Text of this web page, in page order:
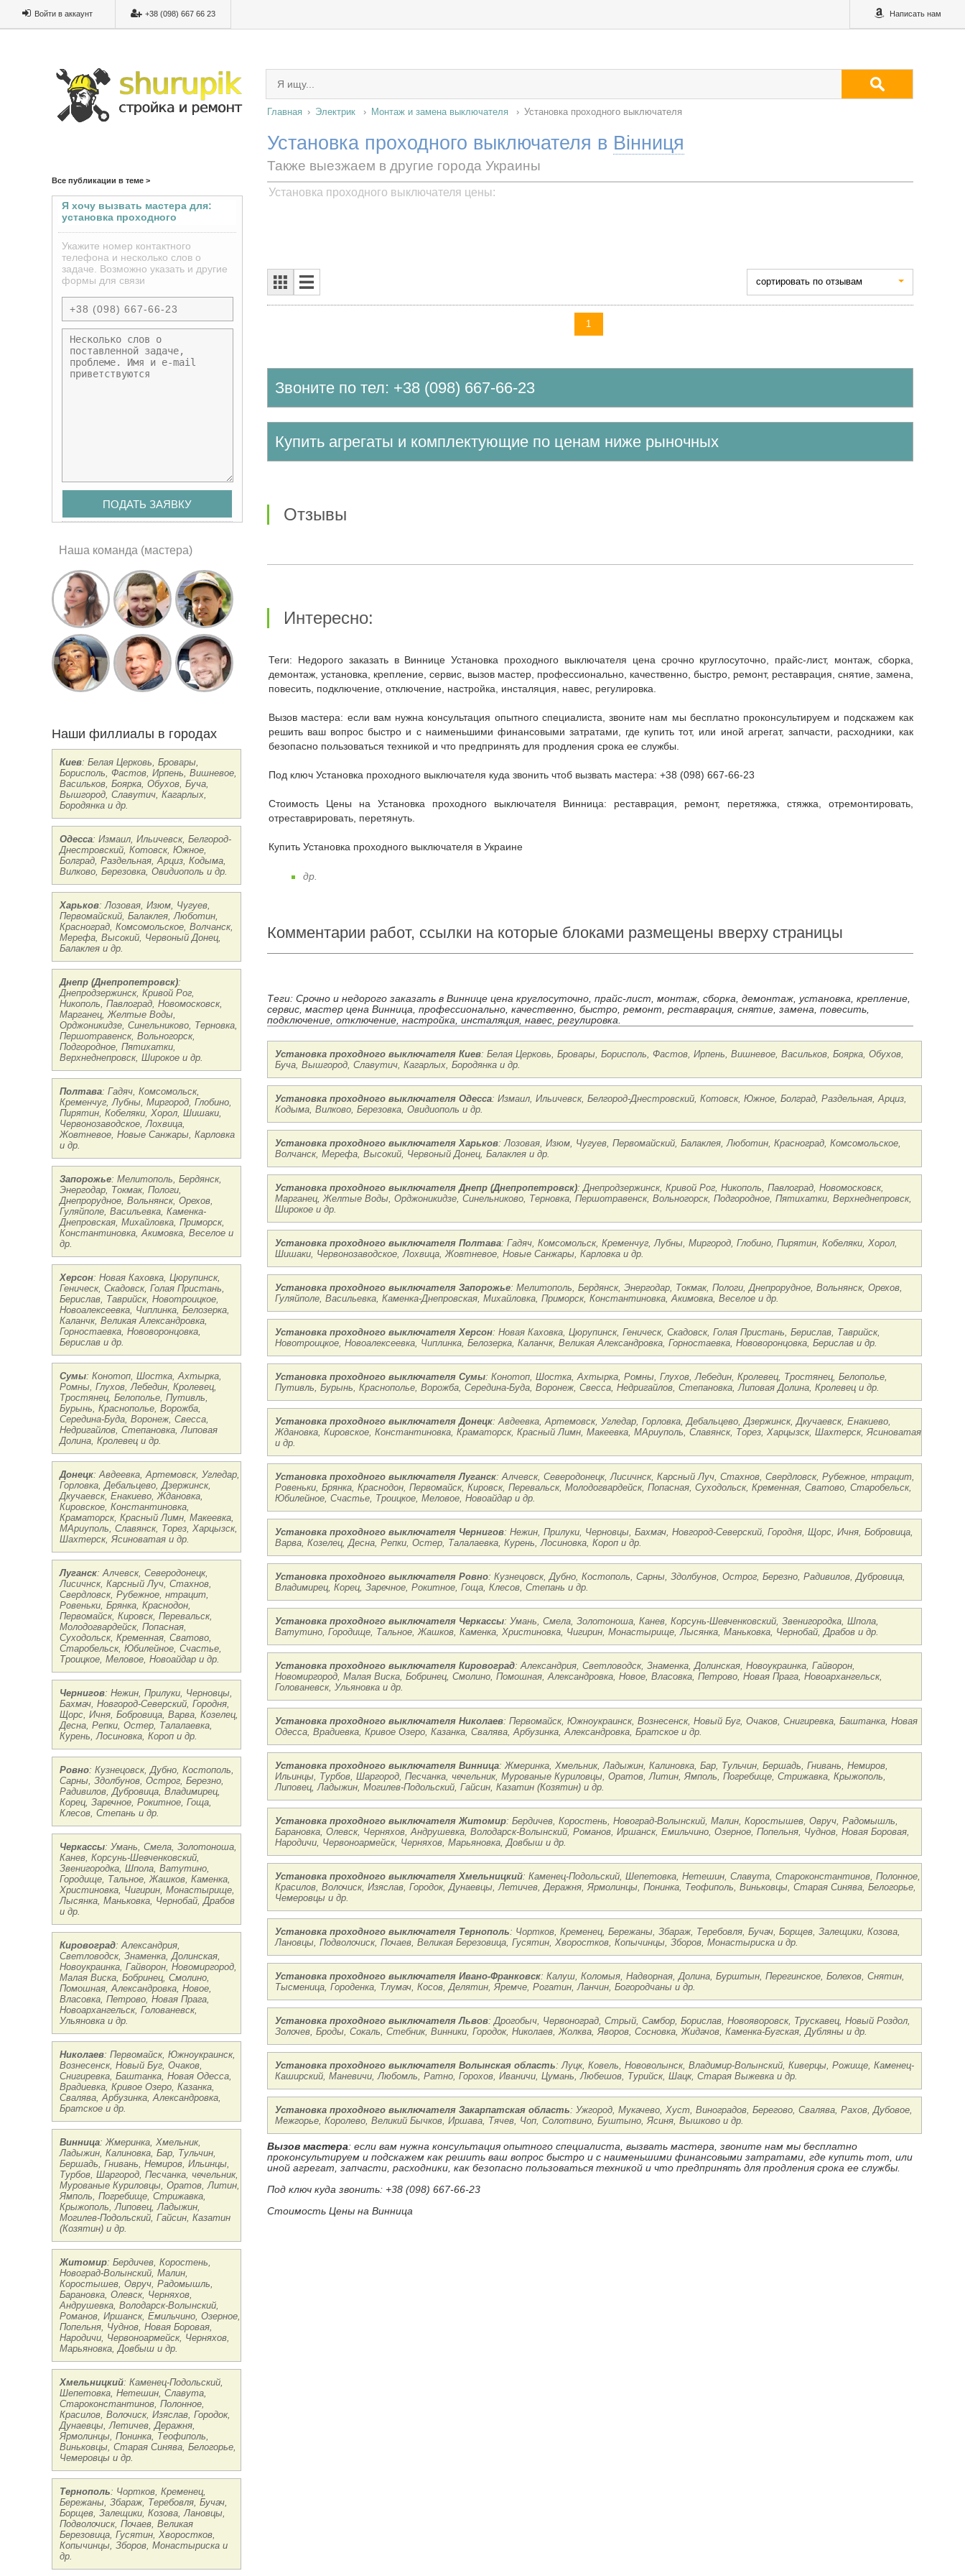
Войти в аккаунт +38 (098) 667 66 23 Написать нам
Главная Электрик Монтаж и замена выключателя Установка проходного выключателя
Установка проходного выключателя в Вінниця
Все публикации в теме >
Я хочу вызвать мастера для:
установка проходного
Укажите номер контактного
телефона и несколько слов о
задаче. Возможно указать и другие
формы для связи
Наша команда (мастера)
Наши филлиалы в городах
Киев: Белая Церковь, Бровары,
Борисполь, Фастов, Ирпень, Вишневое,
Васильков, Боярка, Обухов, Буча,
Вышгород, Славутич, Кагарлых,
Бородянка и др.
Одесса: Измаил, Ильичевск, Белгород-
Днестровский, Котовск, Южное,
Болград, Раздельная, Арциз, Кодыма,
Вилково, Березовка, Овидиополь и др.
Харьков: Лозовая, Изюм, Чугуев,
Первомайский, Балаклея, Люботин,
Красноград, Комсомольское, Волчанск,
Мерефа, Высокий, Червоный Донец,
Балаклея и др.
Днепр (Днепропетровск):
Днепродзержинск, Кривой Рог,
Никополь, Павлоград, Новомосковск,
Марганец, Желтые Воды,
Орджоникидзе, Синельниково, Терновка,
Першотравенск, Вольногорск,
Подгородное, Пятихатки,
Верхнеднепровск, Широкое и др.
Полтава: Гадяч, Комсомольск,
Кременчуг, Лубны, Миргород, Глобино,
Пирятин, Кобеляки, Хорол, Шишаки,
Червонозаводское, Лохвица,
Жовтневое, Новые Санжары, Карловка
и др.
Запорожье: Мелитополь, Бердянск,
Энергодар, Токмак, Пологи,
Днепрорудное, Вольнянск, Орехов,
Гуляйполе, Васильевка, Каменка-
Днепровская, Михайловка, Приморск,
Константиновка, Акимовка, Веселое и
др.
Херсон: Новая Каховка, Цюрупинск,
Геническ, Скадовск, Голая Пристань,
Берислав, Таврийск, Новотроицкое,
Новоалексеевка, Чиплинка, Белозерка,
Каланчк, Великая Александровка,
Горностаевка, Нововоронцовка,
Берислав и др.
Сумы: Конотоп, Шостка, Ахтырка,
Ромны, Глухов, Лебедин, Кролевец,
Тростянец, Белополье, Путивль,
Бурынь, Краснополье, Ворожба,
Середина-Буда, Воронеж, Свесса,
Недригайлов, Степановка, Липовая
Долина, Кролевец и др.
Донецк: Авдеевка, Артемовск, Угледар,
Горловка, Дебальцево, Дзержинск,
Дкучаевск, Енакиево, Ждановка,
Кировское, Константиновка,
Краматорск, Красный Лимн, Макеевка,
МАриуполь, Славянск, Торез, Харцызск,
Шахтерск, Ясиноватая и др.
Луганск: Алчевск, Северодонецк,
Лисичнск, Карсный Луч, Стахнов,
Свердловск, Рубежное, нтрацит,
Ровеньки, Брянка, Краснодон,
Первомайск, Кировск, Перевальск,
Молодогвардейск, Попасная,
Суходольск, Кременная, Сватово,
Старобельск, Юбилейное, Счастье,
Троицкое, Меловое, Новоайдар и др.
Чернигов: Нежин, Прилуки, Черновцы,
Бахмач, Новгород-Северский, Городня,
Щорс, Ичня, Бобровица, Варва, Козелец,
Десна, Репки, Остер, Талалаевка,
Курень, Лосиновка, Короп и др.
Ровно: Кузнецовск, Дубно, Костополь,
Сарны, Здолбунов, Острог, Березно,
Радивилов, Дубровица, Владимирец,
Корец, Заречное, Рокитное, Гоща,
Клесов, Степань и др.
Черкассы: Умань, Смела, Золотоноша,
Канев, Корсунь-Шевченковский,
Звенигородка, Шпола, Ватутино,
Городище, Тальное, Жашков, Каменка,
Христиновка, Чигирин, Монастырище,
Лысянка, Маньковка, Чернобай, Драбов
и др.
Кировоград: Александрия,
Светловодск, Знаменка, Долинская,
Новоукраинка, Гайворон, Новомиргород,
Малая Виска, Бобринец, Смолино,
Помошная, Александровка, Новое,
Власовка, Петрово, Новая Прага,
Новоархангельск, Голованевск,
Ульяновка и др.
Николаев: Первомайск, Южноукраинск,
Вознесенск, Новый Буг, Очаков,
Снигиревка, Баштанка, Новая Одесса,
Врадиевка, Кривое Озеро, Казанка,
Свалява, Арбузинка, Александровка,
Братское и др.
Винница: Жмеринка, Хмельник,
Ладыжин, Калиновка, Бар, Тульчин,
Бершадь, Гнивань, Немиров, Ильинцы,
Турбов, Шаргород, Песчанка, чечельник,
Мурованые Куриловцы, Оратов, Литин,
Ямполь, Погребище, Стрижавка,
Крыжополь, Липовец, Ладыжин,
Могилев-Подольский, Гайсин, Казатин
(Козятин) и др.
Житомир: Бердичев, Коростень,
Новоград-Волынский, Малин,
Коростышев, Овруч, Радомышль,
Барановка, Олевск, Черняхов,
Андрушевка, Володарск-Волынский,
Романов, Иршанск, Емильчино, Озерное,
Попельня, Чуднов, Новая Боровая,
Народичи, Червоноармейск, Черняхов,
Марьяновка, Довбыш и др.
Хмельницкий: Каменец-Подольский,
Шепетовка, Нетешин, Славута,
Староконстантинов, Полонное,
Красилов, Волочиск, Изяслав, Городок,
Дунаевцы, Летичев, Деражня,
Ярмолинцы, Понинка, Теофиполь,
Виньковцы, Старая Синява, Белогорье,
Чемеровцы и др.
Тернополь: Чортков, Кременец,
Бережаны, Збараж, Теребовля, Бучач,
Борщев, Залещики, Козова, Лановцы,
Подволочиск, Почаев, Великая
Березовица, Гусятин, Хворостков,
Копычинцы, Зборов, Монастыриска и
др.
Также выезжаем в другие города Украины
Установка проходного выключателя цены:
cортировать по отзывам
1
Звоните по тел: +38 (098) 667-66-23
Купить агрегаты и комплектующие по ценам ниже рыночных
отзывы
Интересно:
Теги: Недорого заказать в Виннице Установка проходного выключателя цена срочно круглосуточно, прайс-лист, монтаж, сборка,
демонтаж, установка, крепление, сервис, вызов мастер, профессионально, качественно, быстро, ремонт, реставрация, снятие, замена,
повесить, подключение, отключение, настройка, инсталяция, навес, регулировка.
Вызов мастера: если вам нужна консультация опытного специалиста, звоните нам мы бесплатно проконсультируем и подскажем как
решить ваш вопрос быстро и с наименьшими финансовыми затратами, где купить тот, или иной агрегат, запчасти, расходники, как
безопасно пользоваться техникой и что предпринять для продления срока ее службы.
Под ключ Установка проходного выключателя куда звонить чтоб вызвать мастера: +38 (098) 667-66-23
Стоимость Цены на Установка проходного выключателя Винница: реставрация, ремонт, перетяжка, стяжка, отремонтировать,
отреставрировать, перетянуть.
Купить Установка проходного выключателя в Украине
др.
Комментарии работ, ссылки на которые блоками размещены вверху страницы
Теги: Срочно и недорого заказать в Виннице цена круглосуточно, прайс-лист, монтаж, сборка, демонтаж, установка, крепление,
сервис, мастер цена Винница, профессионально, качественно, быстро, ремонт, реставрация, снятие, замена, повесить,
подключение, отключение, настройка, инсталяция, навес, регулировка.
Установка проходного выключателя Киев: Белая Церковь, Бровары, Борисполь, Фастов, Ирпень, Вишневое, Васильков, Боярка, Обухов,
Буча, Вышгород, Славутич, Кагарлых, Бородянка и др.
Установка проходного выключателя Одесса: Измаил, Ильичевск, Белгород-Днестровский, Котовск, Южное, Болград, Раздельная, Арциз,
Кодыма, Вилково, Березовка, Овидиополь и др.
Установка проходного выключателя Харьков: Лозовая, Изюм, Чугуев, Первомайский, Балаклея, Люботин, Красноград, Комсомольское,
Волчанск, Мерефа, Высокий, Червоный Донец, Балаклея и др.
Установка проходного выключателя Днепр (Днепропетровск): Днепродзержинск, Кривой Рог, Никополь, Павлоград, Новомосковск,
Марганец, Желтые Воды, Орджоникидзе, Синельниково, Терновка, Першотравенск, Вольногорск, Подгородное, Пятихатки, Верхнеднепровск,
Широкое и др.
Установка проходного выключателя Полтава: Гадяч, Комсомольск, Кременчуг, Лубны, Миргород, Глобино, Пирятин, Кобеляки, Хорол,
Шишаки, Червонозаводское, Лохвица, Жовтневое, Новые Санжары, Карловка и др.
Установка проходного выключателя Запорожье: Мелитополь, Бердянск, Энергодар, Токмак, Пологи, Днепрорудное, Вольнянск, Орехов,
Гуляйполе, Васильевка, Каменка-Днепровская, Михайловка, Приморск, Константиновка, Акимовка, Веселое и др.
Установка проходного выключателя Херсон: Новая Каховка, Цюрупинск, Геническ, Скадовск, Голая Пристань, Берислав, Таврийск,
Новотроицкое, Новоалексеевка, Чиплинка, Белозерка, Каланчк, Великая Александровка, Горностаевка, Нововоронцовка, Берислав и др.
Установка проходного выключателя Сумы: Конотоп, Шостка, Ахтырка, Ромны, Глухов, Лебедин, Кролевец, Тростянец, Белополье,
Путивль, Бурынь, Краснополье, Ворожба, Середина-Буда, Воронеж, Свесса, Недригайлов, Степановка, Липовая Долина, Кролевец и др.
Установка проходного выключателя Донецк: Авдеевка, Артемовск, Угледар, Горловка, Дебальцево, Дзержинск, Дкучаевск, Енакиево,
Ждановка, Кировское, Константиновка, Краматорск, Красный Лимн, Макеевка, МАриуполь, Славянск, Торез, Харцызск, Шахтерск, Ясиноватая
и др.
Установка проходного выключателя Луганск: Алчевск, Северодонецк, Лисичнск, Карсный Луч, Стахнов, Свердловск, Рубежное, нтрацит,
Ровеньки, Брянка, Краснодон, Первомайск, Кировск, Перевальск, Молодогвардейск, Попасная, Суходольск, Кременная, Сватово, Старобельск,
Юбилейное, Счастье, Троицкое, Меловое, Новоайдар и др.
Установка проходного выключателя Чернигов: Нежин, Прилуки, Черновцы, Бахмач, Новгород-Северский, Городня, Щорс, Ичня, Бобровица,
Варва, Козелец, Десна, Репки, Остер, Талалаевка, Курень, Лосиновка, Короп и др.
Установка проходного выключателя Ровно: Кузнецовск, Дубно, Костополь, Сарны, Здолбунов, Острог, Березно, Радивилов, Дубровица,
Владимирец, Корец, Заречное, Рокитное, Гоща, Клесов, Степань и др.
Установка проходного выключателя Черкассы: Умань, Смела, Золотоноша, Канев, Корсунь-Шевченковский, Звенигородка, Шпола,
Ватутино, Городище, Тальное, Жашков, Каменка, Христиновка, Чигирин, Монастырище, Лысянка, Маньковка, Чернобай, Драбов и др.
Установка проходного выключателя Кировоград: Александрия, Светловодск, Знаменка, Долинская, Новоукраинка, Гайворон,
Новомиргород, Малая Виска, Бобринец, Смолино, Помошная, Александровка, Новое, Власовка, Петрово, Новая Прага, Новоархангельск,
Голованевск, Ульяновка и др.
Установка проходного выключателя Николаев: Первомайск, Южноукраинск, Вознесенск, Новый Буг, Очаков, Снигиревка, Баштанка, Новая
Одесса, Врадиевка, Кривое Озеро, Казанка, Свалява, Арбузинка, Александровка, Братское и др.
Установка проходного выключателя Винница: Жмеринка, Хмельник, Ладыжин, Калиновка, Бар, Тульчин, Бершадь, Гнивань, Немиров,
Ильинцы, Турбов, Шаргород, Песчанка, чечельник, Мурованые Куриловцы, Оратов, Литин, Ямполь, Погребище, Стрижавка, Крыжополь,
Липовец, Ладыжин, Могилев-Подольский, Гайсин, Казатин (Козятин) и др.
Установка проходного выключателя Житомир: Бердичев, Коростень, Новоград-Волынский, Малин, Коростышев, Овруч, Радомышль,
Барановка, Олевск, Черняхов, Андрушевка, Володарск-Волынский, Романов, Иршанск, Емильчино, Озерное, Попельня, Чуднов, Новая Боровая,
Народичи, Червоноармейск, Черняхов, Марьяновка, Довбыш и др.
Установка проходного выключателя Хмельницкий: Каменец-Подольский, Шепетовка, Нетешин, Славута, Староконстантинов, Полонное,
Красилов, Волочиск, Изяслав, Городок, Дунаевцы, Летичев, Деражня, Ярмолинцы, Понинка, Теофиполь, Виньковцы, Старая Синява, Белогорье,
Чемеровцы и др.
Установка проходного выключателя Тернополь: Чортков, Кременец, Бережаны, Збараж, Теребовля, Бучач, Борщев, Залещики, Козова,
Лановцы, Подволочиск, Почаев, Великая Березовица, Гусятин, Хворостков, Копычинцы, Зборов, Монастыриска и др.
Установка проходного выключателя Ивано-Франковск: Калуш, Коломыя, Надворная, Долина, Бурштын, Перегинское, Болехов, Снятин,
Тысменица, Городенка, Тлумач, Косов, Делятин, Яремче, Рогатин, Ланчин, Богородчаны и др.
Установка проходного выключателя Львов: Дрогобыч, Червоноград, Стрый, Самбор, Борислав, Новояворовск, Трускавец, Новый Роздол,
Золочев, Броды, Сокаль, Стебник, Винники, Городок, Николаев, Жолква, Яворов, Сосновка, Жидачов, Каменка-Бугская, Дубляны и др.
Установка проходного выключателя Волынская область: Луцк, Ковель, Нововолынск, Владимир-Волынский, Киверцы, Рожище, Каменец-
Каширский, Маневичи, Любомль, Ратно, Горохов, Иваничи, Цумань, Любешов, Турийск, Шацк, Старая Выжевка и др.
Установка проходного выключателя Закарпатская область: Ужгород, Мукачево, Хуст, Виноградов, Берегово, Свалява, Рахов, Дубовое,
Межгорье, Королево, Великий Бычков, Иршава, Тячев, Чоп, Солотвино, Буштыно, Ясиня, Вышково и др.
Вызов мастера: если вам нужна консультация опытного специалиста, вызвать мастера, звоните нам мы бесплатно
проконсультируем и подскажем как решить ваш вопрос быстро и с наименьшими финансовыми затратами, где купить тот, или
иной агрегат, запчасти, расходники, как безопасно пользоваться техникой и что предпринять для продления срока ее службы.
Под ключ куда звонить: +38 (098) 667-66-23
Стоимость Цены на Винница